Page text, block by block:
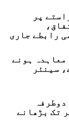
پر
رابطے جاری
ہونے
سینئر
ارب ڈالر تک بڑھانے